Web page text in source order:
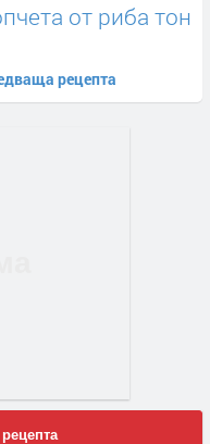
от риба тон
рецепта